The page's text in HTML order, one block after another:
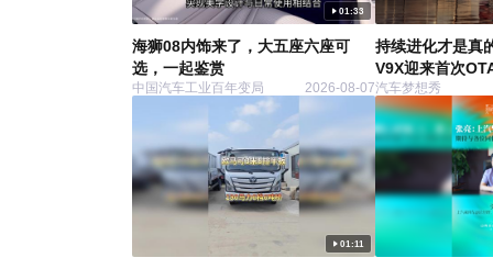
01:33
海狮08内饰来了，大五座六座可
选，一起鉴赏
中国汽车工业百年变局 2026-08-07
持续进化才是真
V9X迎来首次
汽车梦想秀
01:11